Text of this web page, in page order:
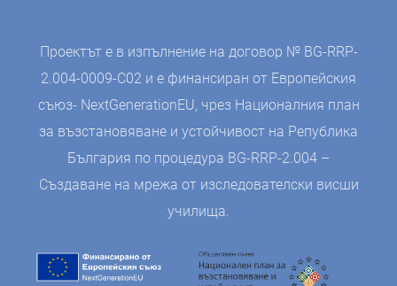
Проектът е в изпълнение на договор № BG-RRP-
2.004-0009-C02 и е финансиран от Европейския
съюз- NextGenerationEU, чрез Националния план
за възстановяване и устойчивост на Република
България по процедура BG-RRP-2.004 –
Създаване на мрежа от изследователски висши
училища.